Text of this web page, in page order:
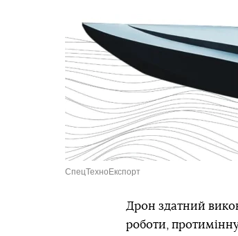
СпецТехноЕкспорт
Дрон здатний
роботи,